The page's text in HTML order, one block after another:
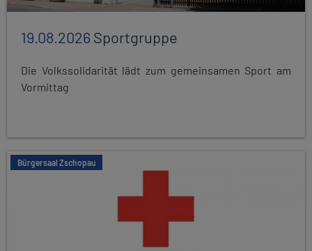
19.08.2026Sportgruppe
Die Volkssolidarität lädt zum gemeinsamen Sport am
Vormittag
Bürgersaal Zschopau